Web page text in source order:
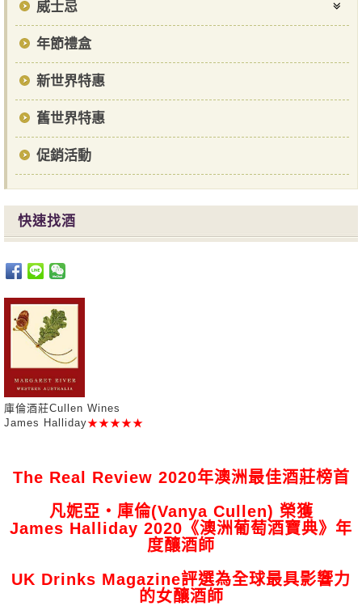
威士忌
年節禮盒
新世界特惠
舊世界特惠
促銷活動
快速找酒
庫倫酒莊Cullen Wines
James Halliday★★★★★
The Real Review 2020年澳洲最佳酒莊榜首
凡妮亞‧庫倫(Vanya Cullen) 榮獲
James Halliday 2020《澳洲葡萄酒寶典》年
度釀酒師
UK Drinks Magazine評選為全球最具影響力
的女釀酒師